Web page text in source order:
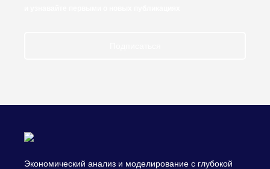
Экономический анализ и моделирование с глубокой